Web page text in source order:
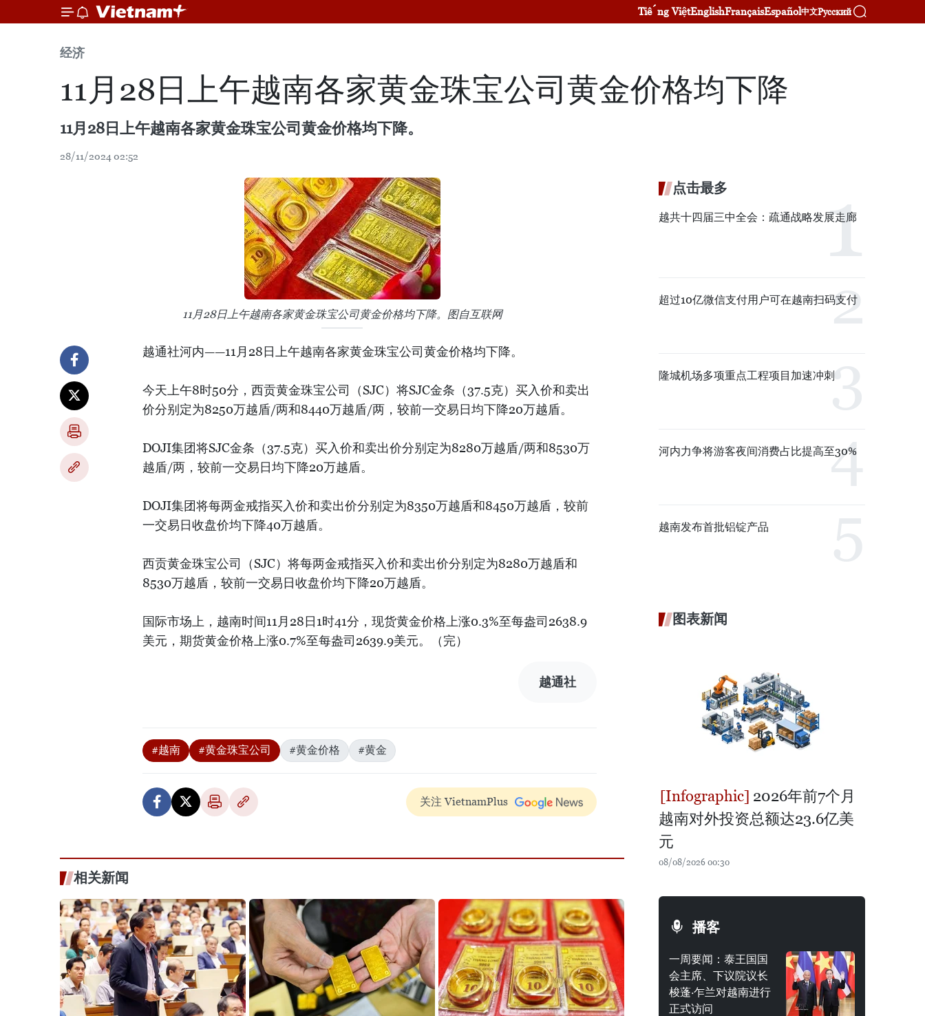
Tiếng ViệtEnglishFrançaisEspañol中文Русский
经济
11月28日上午越南各家黄金珠宝公司黄金价格均下降
11月28日上午越南各家黄金珠宝公司黄金价格均下降。
28/11/2024 02:52
11月28日上午越南各家黄金珠宝公司黄金价格均下降。图自互联网
越通社河内——11月28日上午越南各家黄金珠宝公司黄金价格均下降。
今天上午8时50分，西贡黄金珠宝公司（SJC）将SJC金条（37.5克）买入价和卖出
价分别定为8250万越盾/两和8440万越盾/两，较前一交易日均下降20万越盾。
DOJI集团将SJC金条（37.5克）买入价和卖出价分别定为8280万越盾/两和8530万
越盾/两，较前一交易日均下降20万越盾。
DOJI集团将每两金戒指买入价和卖出价分别定为8350万越盾和8450万越盾，较前
一交易日收盘价均下降40万越盾。
西贡黄金珠宝公司（SJC）将每两金戒指买入价和卖出价分别定为8280万越盾和
8530万越盾，较前一交易日收盘价均下降20万越盾。
国际市场上，越南时间11月28日1时41分，现货黄金价格上涨0.3%至每盎司2638.9
美元，期货黄金价格上涨0.7%至每盎司2639.9美元。（完）
越通社
#越南 #黄金珠宝公司 #黄金价格 #黄金
关注 VietnamPlus
相关新闻
点击最多
越共十四届三中全会：疏通战略发展走廊
超过10亿微信支付用户可在越南扫码支付
隆城机场多项重点工程项目加速冲刺
河内力争将游客夜间消费占比提高至30%
越南发布首批铝锭产品
图表新闻
2026年前7个月
越南对外投资总额达23.6亿美
元
08/08/2026 00:30
播客
一周要闻：泰王国国
会主席、下议院议长
梭蓬·乍兰对越南进行
正式访问